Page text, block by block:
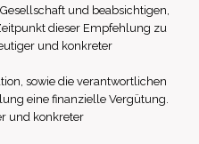
und beabsichtigen,
dieser Empfehlung zu
und konkreter
sowie die verantwortlichen
eine finanzielle Vergütung.
und konkreter